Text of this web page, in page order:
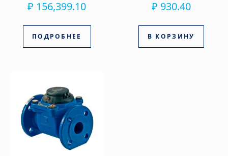
₽ 156,399.10
ПОДРОБНЕЕ
₽ 930.40
В КОРЗИНУ